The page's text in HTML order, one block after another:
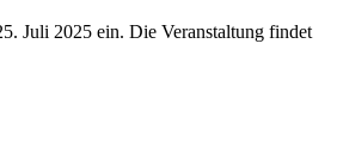
Juli 2025 ein. Die Veranstaltung findet